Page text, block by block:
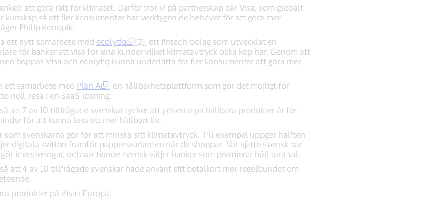
att göra rätt för klimatet. Därför tror vi på partnerskap där Visa, som globalt
kunskap så att fler konsumenter har verktygen de behöver för att göra mer
Philip Konopik.
ett nytt samarbete med ecolytiq
[2], ett fintech-bolag som utvecklat en
för banker att visa för sina kunder vilket klimatavtryck olika köp har. Genom att
hoppas Visa och ecolytiq kunna underlätta för fler konsumenter att göra mer
ett samarbete med Plan A
, en hållbarhetsplattform som gör det möjligt för
noll-resa i en SaaS-lösning.
att 7 av 10 tillfrågade svenskar tycker att priserna på hållbara produkter är för
för att kunna leva ett mer hållbart liv.
som svenskarna gör för att minska sitt klimatavtryck. Till exempel uppger hälften
digitala kvitton framför pappersvarianten när de shoppar. Var sjätte svensk har
investeringar, och var tionde svensk väljer banker som premierar hållbara val.
att 4 av 10 tillfrågade svenskar hade använt sitt betalkort mer regelbundet om
produkter på Visa i Europa: